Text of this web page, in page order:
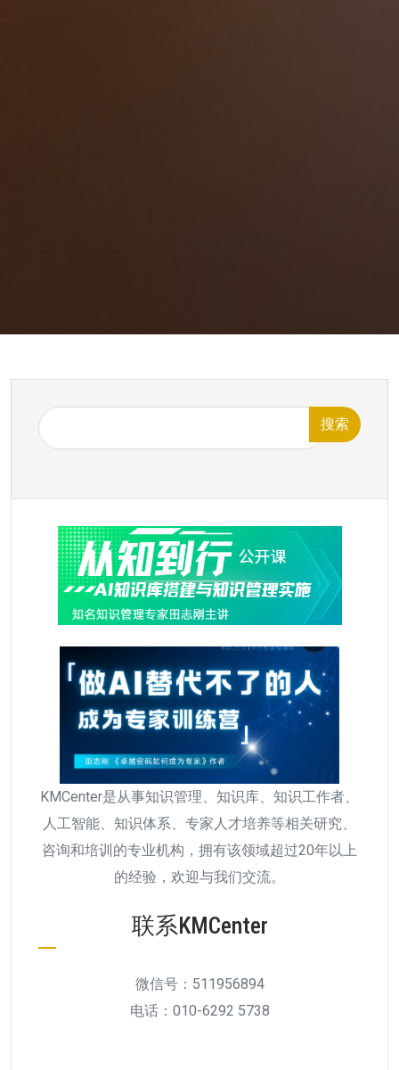
搜索
KMCenter是从事知识管理、知识库、知识工作者、
人工智能、知识体系、专家人才培养等相关研究、
咨询和培训的专业机构，拥有该领域超过20年以上
的经验，欢迎与我们交流。
联系KMCenter
微信号：511956894
电话：010-6292 5738